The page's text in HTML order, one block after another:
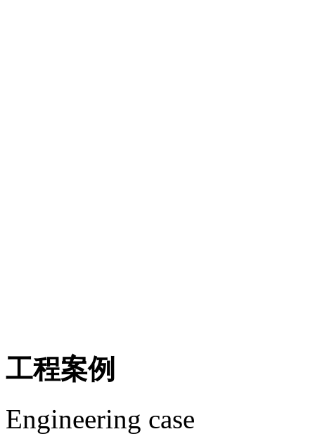
工程案例
Engineering case